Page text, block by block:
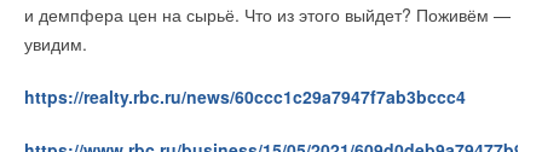
и демпфера цен на сырьё. Что из этого выйдет? Поживём —
увидим.
https://realty.rbc.ru/news/60ccc1c29a7947f7ab3bccc4